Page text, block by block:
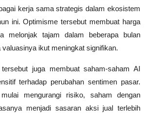
kerja sama strategis dalam ekosistem
ini. Optimisme tersebut membuat harga
melonjak tajam dalam beberapa bulan
valuasinya ikut meningkat signifikan.
juga membuat saham-saham AI
terhadap perubahan sentimen pasar.
mengurangi risiko, saham dengan
menjadi sasaran aksi jual terlebih